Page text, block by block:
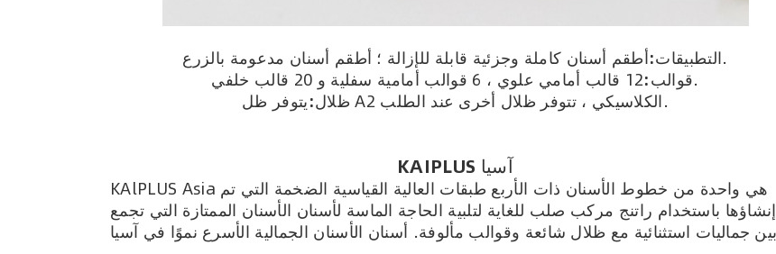
التطبيقات:أطقم أسنان كاملة وجزئية قابلة للإزالة ؛ أطقم أسنان مدعومة بالزرع.
قوالب:12 قالب أمامي علوي ، 6 قوالب أمامية سفلية و 20 قالب خلفي.
ظلال:
يتوفر ظل A2 الكلاسيكي ، تتوفر ظلال أخرى عند الطلب.
KAIPLUS آسيا
KAlPLUS Asia هي واحدة من خطوط الأسنان ذات الأربع طبقات العالية القياسية الضخمة التي تم
إنشاؤها باستخدام راتنج مركب صلب للغاية لتلبية الحاجة الماسة لأسنان الأسنان الممتازة التي تجمع